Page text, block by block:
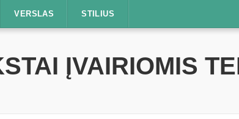
VERSLAS STILIUS
ĮVAIRIOMIS